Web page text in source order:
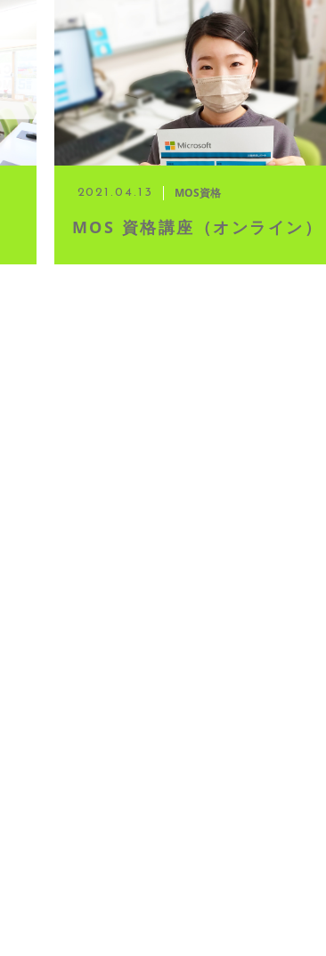
2021.04.13 MOS資格
MOS 資格講座（オンライン）